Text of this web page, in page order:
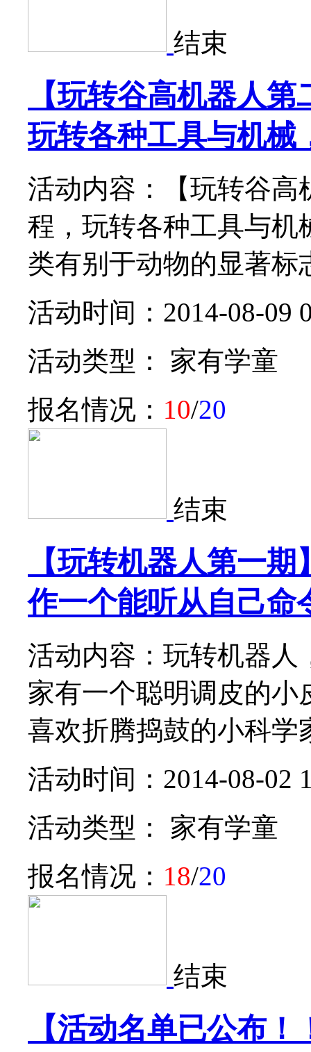
结束
【玩转谷高机器人
玩转各种工具与机械
活动内容：【玩转谷高
程，玩转各种工具与机
类有别于动物的显著标
活动时间：2014-08-09
活动类型： 家有学童
报名情况： 10/20
结束
【玩转机器人第一
作一个能听从自己命
活动内容：玩转机器人
家有一个聪明调皮的
喜欢折腾捣鼓的小科学
活动时间：2014-08-02
活动类型： 家有学童
报名情况： 18/20
结束
【活动名单已公布